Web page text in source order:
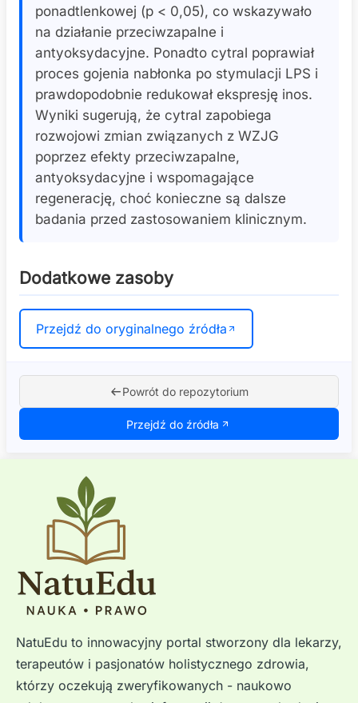
ponadtlenkowej (p < 0,05), co wskazywało
na działanie przeciwzapalne i
antyoksydacyjne. Ponadto cytral poprawiał
proces gojenia nabłonka po stymulacji LPS i
prawdopodobnie redukował ekspresję inos.
Wyniki sugerują, że cytral zapobiega
rozwojowi zmian związanych z WZJG
poprzez efekty przeciwzapalne,
antyoksydacyjne i wspomagające
regenerację, choć konieczne są dalsze
badania przed zastosowaniem klinicznym.
Dodatkowe zasoby
Przejdź do oryginalnego źródła
Powrót do repozytorium
Przejdź do źródła
NatuEdu to innowacyjny portal stworzony dla lekarzy,
terapeutów i pasjonatów holistycznego zdrowia,
którzy oczekują zweryfikowanych - naukowo